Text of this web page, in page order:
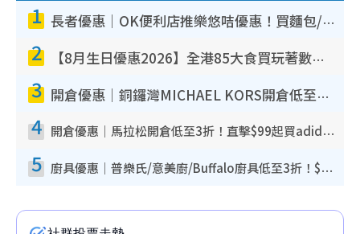
1 長者優惠｜OK便利店推樂悠咭優惠！買麵包/牛奶/保健品拍卡即減
2 【8月生日優惠2026】全港85大食買玩著數攻略 自助餐/火鍋放題同行免費＋誠品/DONKI送現金券
3 開倉優惠｜銅鑼灣MICHAEL KORS開倉低至17折！直擊$500起買手袋/銀包/鞋款 必買經典Jet Set系列
4 開倉優惠｜馬拉松開倉低至3折！直擊$99起買adidas／New Balance／Puma鞋款 STANLEY保溫杯劈價至$119起
5 廚具優惠｜普樂氏/意美廚/Buffalo廚具低至3折！$89起買煎鍋／炒鑊／個人鍋 同場小家電激減至$99起